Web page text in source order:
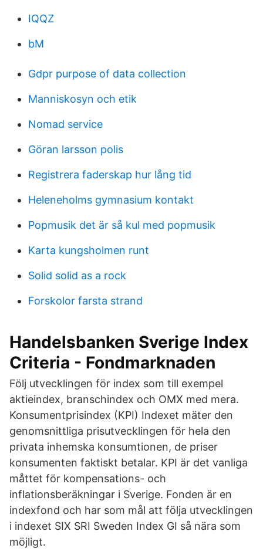
IQQZ
bM
Gdpr purpose of data collection
Manniskosyn och etik
Nomad service
Göran larsson polis
Registrera faderskap hur lång tid
Heleneholms gymnasium kontakt
Popmusik det är så kul med popmusik
Karta kungsholmen runt
Solid solid as a rock
Forskolor farsta strand
Handelsbanken Sverige Index
Criteria - Fondmarknaden
Följ utvecklingen för index som till exempel
aktieindex, branschindex och OMX med mera.
Konsumentprisindex (KPI) Indexet mäter den
genomsnittliga prisutvecklingen för hela den
privata inhemska konsumtionen, de priser
konsumenten faktiskt betalar. KPI är det vanliga
måttet för kompensations- och
inflationsberäkningar i Sverige. Fonden är en
indexfond och har som mål att följa utvecklingen
i indexet SIX SRI Sweden Index GI så nära som
möjligt.